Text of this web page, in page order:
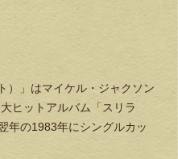
）」はマイケル・ジャクソン
ヒットアルバム「スリラ
年の1983年にシングルカッ